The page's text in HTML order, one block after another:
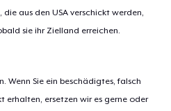
aus den USA verschickt werden,
sie ihr Zielland erreichen.
Wenn Sie ein beschädigtes, falsch
erhalten, ersetzen wir es gerne oder